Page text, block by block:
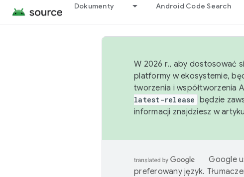
Dokumenty Android Code Search
W 2026 r., aby dostosować
platformy w ekosystemie,
tworzenia i współtworzenia
latest-release będzie
informacji znajdziesz w
Google
preferowany język.